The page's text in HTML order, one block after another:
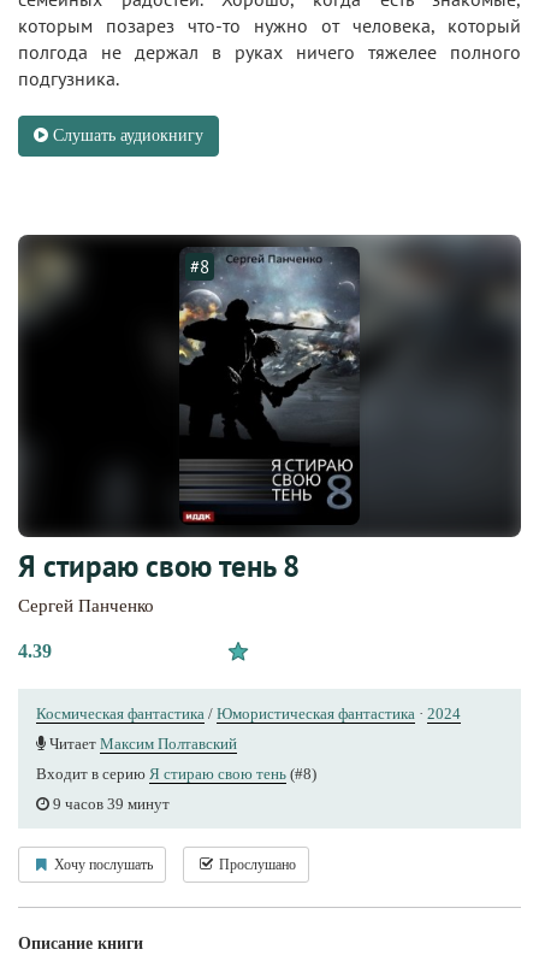
которым позарез что-то нужно от человека, который
полгода не держал в руках ничего тяжелее полного
подгузника.
Слушать аудиокнигу
#8
Я стираю свою тень 8
Сергей Панченко
4.39
Космическая фантастика / Юмористическая фантастика · 2024
Читает Максим Полтавский
Входит в серию Я стираю свою тень (#8)
9 часов 39 минут
Хочу послушать Прослушано
Описание книги